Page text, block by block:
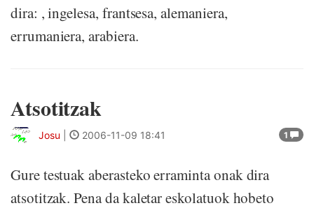
dira: , ingelesa, frantsesa, alemaniera,
errumaniera, arabiera.
Atsotitzak
1
Josu 2006-11-09 18:41
Gure testuak aberasteko erraminta onak dira
atsotitzak. Pena da kaletar eskolatuok hobeto